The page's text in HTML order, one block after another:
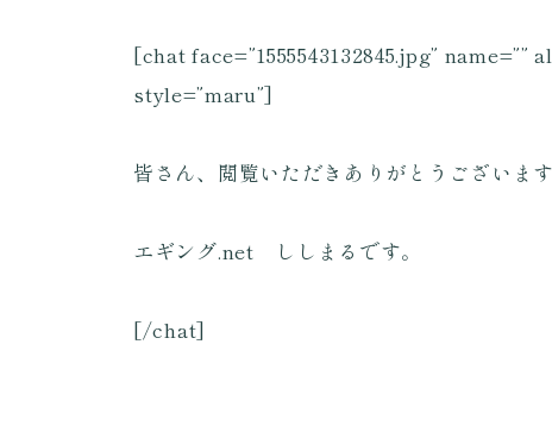
[chat face=”1555543132845.jpg”
style=”maru”]
皆さん、閲覧いただきありがとうございま
エギング.net ししまるです。
[/chat]